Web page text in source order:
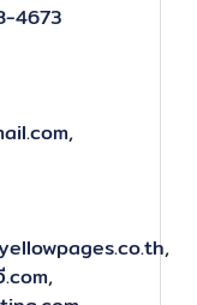
4673
,
,
,